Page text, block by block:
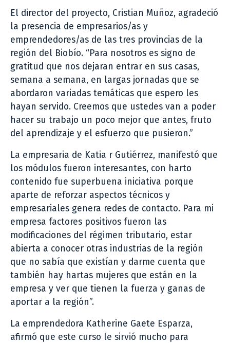
El director del proyecto, Cristian Muñoz, agradeció
la presencia de empresarios/as y
emprendedores/as de las tres provincias de la
región del Biobío. “Para nosotros es signo de
gratitud que nos dejaran entrar en sus casas,
semana a semana, en largas jornadas que se
abordaron variadas temáticas que espero les
hayan servido. Creemos que ustedes van a poder
hacer su trabajo un poco mejor que antes, fruto
del aprendizaje y el esfuerzo que pusieron.”
La empresaria de Katia r Gutiérrez, manifestó que
los módulos fueron interesantes, con harto
contenido fue superbuena iniciativa porque
aparte de reforzar aspectos técnicos y
empresariales genera redes de contacto. Para mi
empresa factores positivos fueron las
modificaciones del régimen tributario, estar
abierta a conocer otras industrias de la región
que no sabía que existían y darme cuenta que
también hay hartas mujeres que están en la
empresa y ver que tienen la fuerza y ganas de
aportar a la región”.
La emprendedora Katherine Gaete Esparza,
afirmó que este curso le sirvió mucho para